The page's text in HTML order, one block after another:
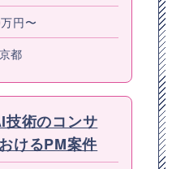
円〜
都
技術のコンサ
けるPM案件